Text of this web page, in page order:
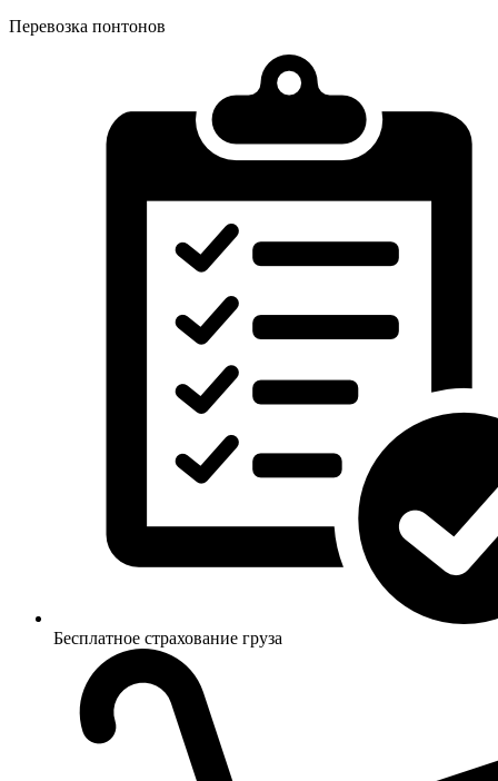
Перевозка понтонов
Бесплатное страхование груза